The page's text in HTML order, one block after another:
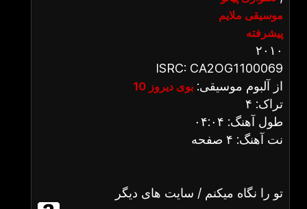
موسیقی ملایم
پیشرفته
۲۰۱۰
ISRC: CA2OG1100069
از آلبوم موسیقی: بوی دیروز 10
تراک: ۴
طول آهنگ: ۰۴:۰۴
نت آهنگ: ۴ صفحه
تو را نگاه میکنم / سایت های دیگر